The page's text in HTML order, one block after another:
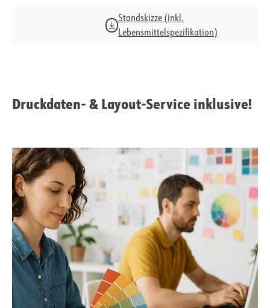
Standskizze (inkl.
Lebensmittelspezifikation)
Druckdaten- & Layout-Service inklusive!